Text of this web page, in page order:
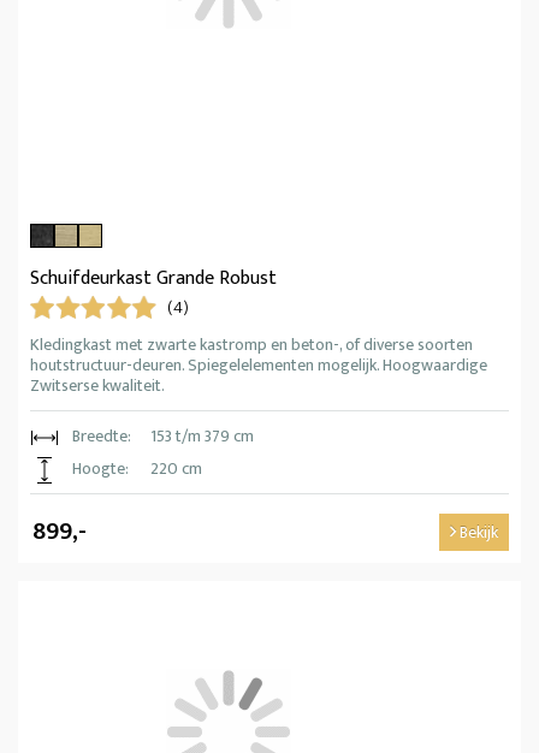
Schuifdeurkast Grande Robust
(4)
Kledingkast met zwarte kastromp en beton-, of diverse soorten
houtstructuur-deuren. Spiegelelementen mogelijk. Hoogwaardige
Zwitserse kwaliteit.
Breedte:
153 t/m 379 cm
Hoogte:
220 cm
899,- Bekijk